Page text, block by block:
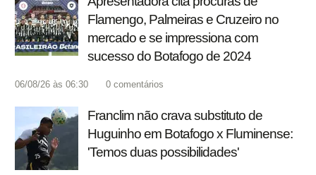
Flamengo, Palmeiras e Cruzeiro no
mercado e se impressiona com
sucesso do Botafogo de 2024
06/08/26 às 06:30 0 comentários
Franclim não crava substituto de
Huguinho em Botafogo x Fluminense:
'Temos duas possibilidades'